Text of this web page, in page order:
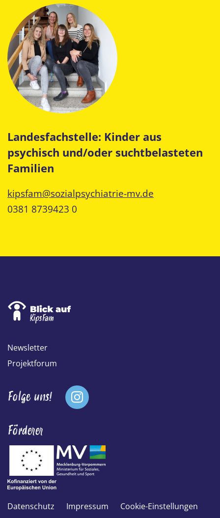
Landesfachstelle: Kinder aus
psychisch und/oder suchtbelasteten
Familien
kipsfam@sozialpsychiatrie-mv.de
0381 8739423 0
Footer Menü
Logo
Newsletter
Projektforum
Fußzeile Social Menü
Folge uns!
Förderer
Fußzeile Meta
Datenschutz Impressum Cookie-Einstellungen